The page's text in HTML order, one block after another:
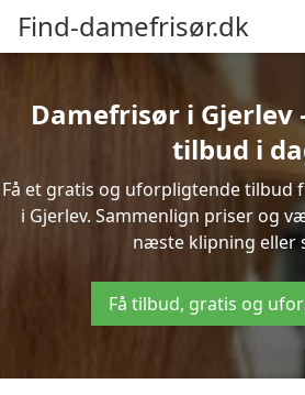
Find-damefrisør.dk
Damefrisør i Gjerlev
tilbud i
Få et gratis og uforpligtende tilbud
i Gjerlev. Sammenlign priser og
næste klipning eller
Få tilbud, gratis og